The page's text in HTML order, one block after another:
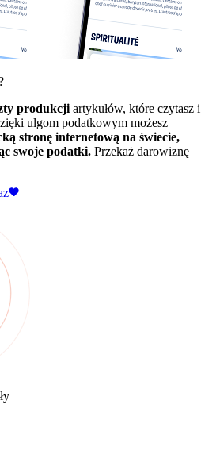
produkcji artykułów, które czytasz i
ulgom podatkowym możesz
stronę internetową na świecie,
swoje podatki. Przekaż darowiznę